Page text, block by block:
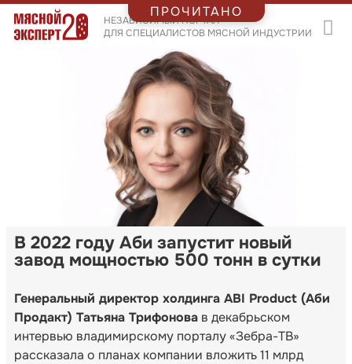
НЕЗАВИСИМЫЙ ПОРТАЛ
ДЛЯ СПЕЦИАЛИСТОВ МЯСНОЙ ИНДУСТРИИ
В 2022 году Аби запустит новый
завод мощностью 500 тонн в сутки
Генеральный директор холдинга ABI Product (Аби
Продакт) Татьяна Трифонова в декабрьском
интервью владимирскому порталу «Зебра-ТВ»
рассказала о планах компании вложить 11 млрд
ПРОЧИТАНО